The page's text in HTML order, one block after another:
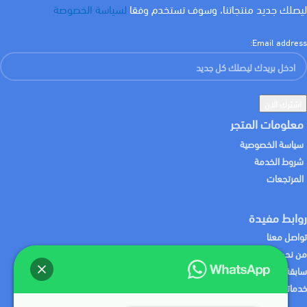
ليصلك جديد منتجاتنا، وسوف تستخدم وفقا لسياسة الخصوصة
Email address:
معلومات المتجر
سياسة الخصوصية
شروط الخدمة
المرتجعات
روابط مفيدة
تواصل معنا
من نحن
سابقة الاعمال
خدماتنا